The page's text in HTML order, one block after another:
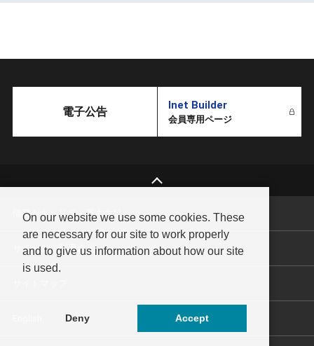
電子公告 Inet Builder
会員専用ページ
情報セキュリティ基本方針
サイトのご利用方法
On our website we use some cookies. These
are necessary for our site to work properly
and to give us information about how our site
is used.
Deny Accept